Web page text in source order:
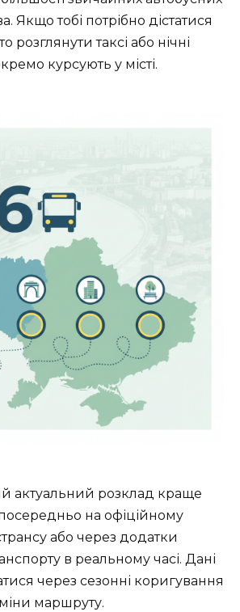
Якщо тобі потрібно дістатися
розглянути таксі або нічні
курсують у місті.
актуальний розклад краще
на офіційному
або через додатки
в реальному часі. Дані
через сезонні коригування
маршруту.